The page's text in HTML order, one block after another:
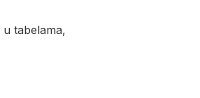
tabelama,